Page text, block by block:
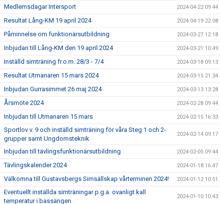
Medlemsdagar Intersport 2024-04-22 09:44
Resultat Lång-KM 19 april 2024 2024-04-19 22:08
Påminnelse om funktionärsutbildning 2024-03-27 12:18
Inbjudan till Lång-KM den 19 april 2024 2024-03-21 10:49
Inställd simträning fr.o.m. 28/3 - 7/4 2024-03-18 09:13
Resultat Utmanaren 15 mars 2024 2024-03-15 21:34
Inbjudan Gurrasimmet 26 maj 2024 2024-03-13 13:28
Årsmöte 2024 2024-02-28 09:44
Inbjudan till Utmanaren 15 mars 2024-02-15 16:33
Sportlov v. 9 och inställd simträning för våra Steg 1 och 2-
grupper samt Ungdomsteknik
2024-02-14 09:17
Inbjudan till tävlingsfunktionärsutbildning 2024-02-05 09:44
Tävlingskalender 2024 2024-01-18 16:47
Välkomna till Gustavsbergs Simsällskap vårterminen 2024! 2024-01-12 10:51
Eventuellt inställda simträningar p.g.a. ovanligt kall
temperatur i bassängen
2024-01-10 10:43